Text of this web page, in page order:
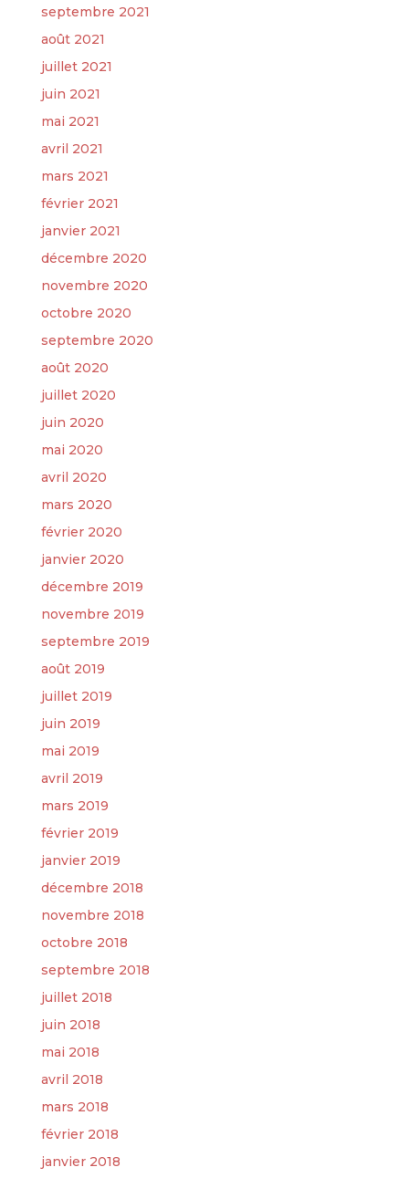
septembre 2021
août 2021
juillet 2021
juin 2021
mai 2021
avril 2021
mars 2021
février 2021
janvier 2021
décembre 2020
novembre 2020
octobre 2020
septembre 2020
août 2020
juillet 2020
juin 2020
mai 2020
avril 2020
mars 2020
février 2020
janvier 2020
décembre 2019
novembre 2019
septembre 2019
août 2019
juillet 2019
juin 2019
mai 2019
avril 2019
mars 2019
février 2019
janvier 2019
décembre 2018
novembre 2018
octobre 2018
septembre 2018
juillet 2018
juin 2018
mai 2018
avril 2018
mars 2018
février 2018
janvier 2018